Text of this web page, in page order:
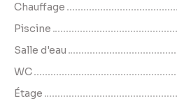
Chauffage
Piscine
Salle d'eau
WC
Étage